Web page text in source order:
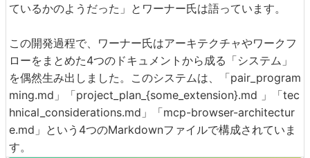
ているかのようだった」とワーナー氏は語っています。
この開発過程で、ワーナー氏はアーキテクチャやワークフ
ローをまとめた4つのドキュメントから成る「システム」
を偶然生み出しました。このシステムは、「pair_program
ming.md」「project_plan_{some_extension}.md 」「tec
hnical_considerations.md」「mcp-browser-architectur
e.md」という4つのMarkdownファイルで構成されていま
す。